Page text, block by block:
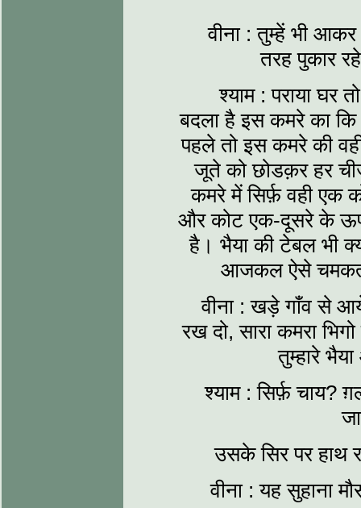
वीना : तुम्हें भी
तरह पुकार
श्याम : पराया घर
बदला है इस कमरे का कि
पहले तो इस कमरे की
जूते को छोडक़र हर
कमरे में सिर्फ़ वही एक
और कोट एक-दूसरे के
है। भैया की टेबल भी
आजकल ऐसे
वीना : खड़े गाँव से
रख दो, सारा कमरा
तुम्हारे
श्याम : सिर्फ़ चाय?
उसके सिर पर हाथ
वीना : यह सुहाना